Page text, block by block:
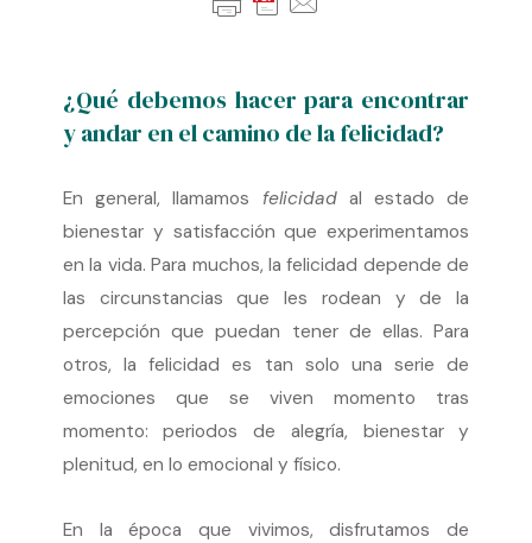
¿Qué debemos hacer para encontrar
y andar en el camino de la felicidad?
En general, llamamos felicidadal estado de
bienestar y satisfacción que experimentamos
en la vida. Para muchos, la felicidad depende de
las circunstancias que les rodean y de la
percepción que puedan tener de ellas. Para
otros, la felicidad es tan solo una serie de
emociones que se viven momento tras
momento: periodos de alegría, bienestar y
plenitud, en lo emocional y físico.
En la época que vivimos, disfrutamos de